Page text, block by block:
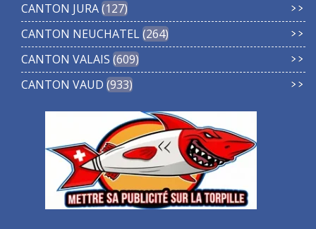
CANTON JURA 127
CANTON NEUCHATEL 264
CANTON VALAIS 609
CANTON VAUD 933